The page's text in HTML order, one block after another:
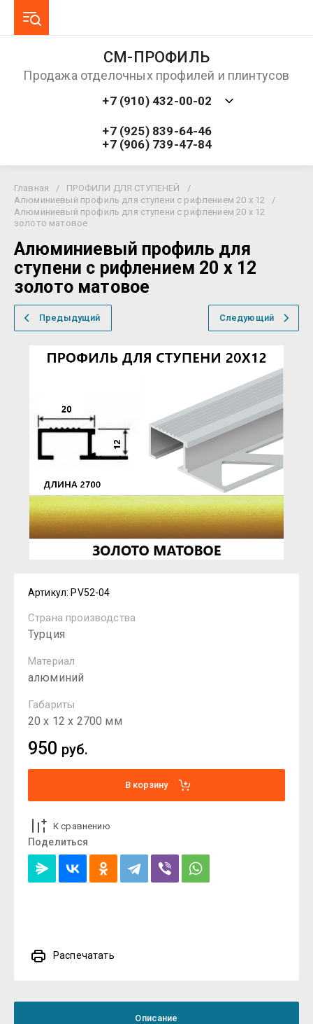
СМ-ПРОФИЛЬ
Продажа отделочных профилей и плинтусов
+7 (910) 432-00-02
+7 (925) 839-64-46
+7 (906) 739-47-84
Главная / ПРОФИЛИ ДЛЯ СТУПЕНЕЙ
/
Алюминиевый профиль для ступени с рифлением 20 х 12
/
Алюминиевый профиль для ступени с рифлением 20 х 12
золото матовое
Алюминиевый профиль для
ступени с рифлением 20 х 12
золото матовое
Предыдущий Следующий
Артикул: PV52-04
Страна производства
Турция
Материал
алюминий
Габариты
20 х 12 х 2700 мм
950 руб.
В корзину
К сравнению
Поделиться
Распечатать
Описание